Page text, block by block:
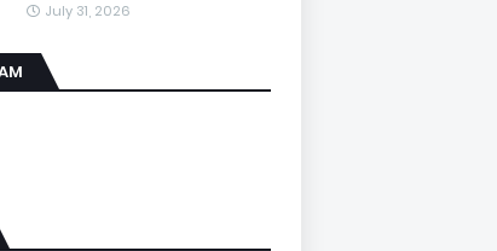
July 31, 2026